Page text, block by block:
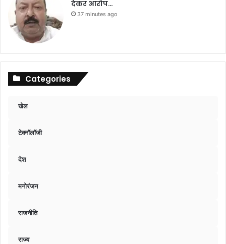
देकर आरोप…
37 minutes ago
Categories
खेल
टेक्नॉलॉजी
देश
मनोरंजन
राजनीति
राज्य